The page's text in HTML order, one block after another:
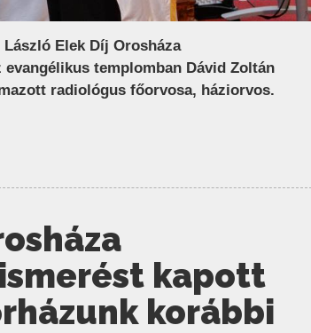
Elek Díj Orosháza
templomban Dávid Zoltán
radiológus főorvosa, háziorvos.
kapott
korábbi